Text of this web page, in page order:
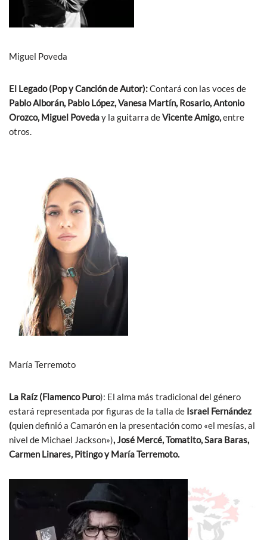
Miguel Poveda
El Legado (Pop y Canción de Autor):Contará con las voces de
Pablo Alborán, Pablo López, Vanesa Martín, Rosario, Antonio
Orozco, Miguel Poveday la guitarra deVicente Amigo,entre
otros.
María Terremoto
La Raíz (Flamenco Puro): El alma más tradicional del género
estará representada por figuras de la talla de Israel Fernández
(quien definió a Camarón en la presentación como «el mesías, al
nivel de Michael Jackson»), José Mercé, Tomatito, Sara Baras,
Carmen Linares, Pitingo y María Terremoto.